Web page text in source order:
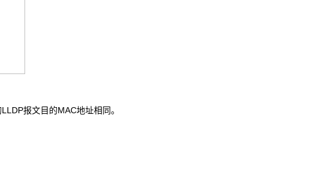
报文目的MAC地址相同。